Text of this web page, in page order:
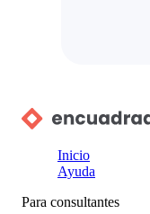
Inicio
Ayuda
Para consultantes